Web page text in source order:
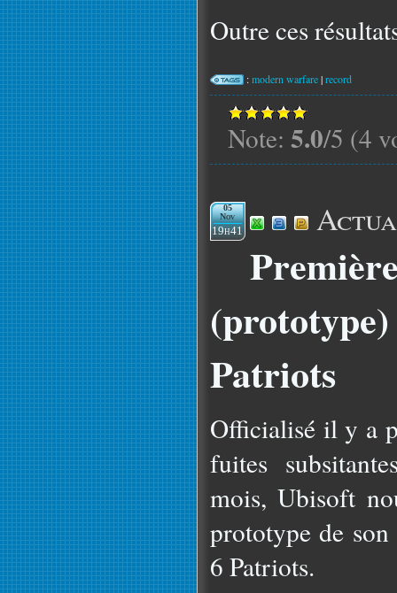
Outre ces
:modern warfare|record
Note: 5.0/5 (4
05
Nov
19h41
Patriots
Officialisé il y a
fuites
mois, Ubisoft
prototype de
6 Patriots.